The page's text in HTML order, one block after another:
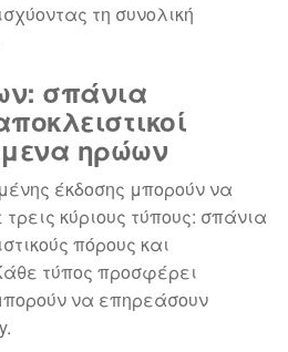
τη συνολική
σπάνια
ηρώων
έκδοσης μπορούν να
κύριους τύπους: σπάνια
πόρους και
τύπος προσφέρει
να επηρεάσουν